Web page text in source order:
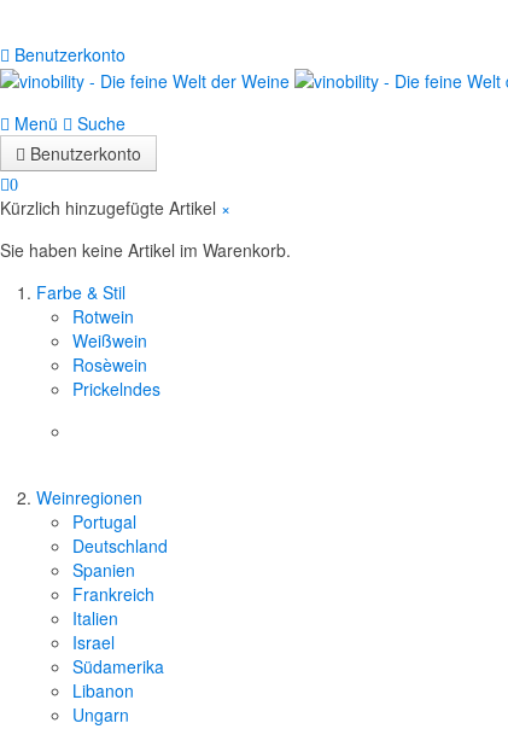
Benutzerkonto
Menü
Suche
Benutzerkonto
0
Kürzlich hinzugefügte Artikel ×
Sie haben keine Artikel im Warenkorb.
Farbe & Stil
Rotwein
Weißwein
Rosèwein
Prickelndes
Weinregionen
Portugal
Deutschland
Spanien
Frankreich
Italien
Israel
Südamerika
Libanon
Ungarn